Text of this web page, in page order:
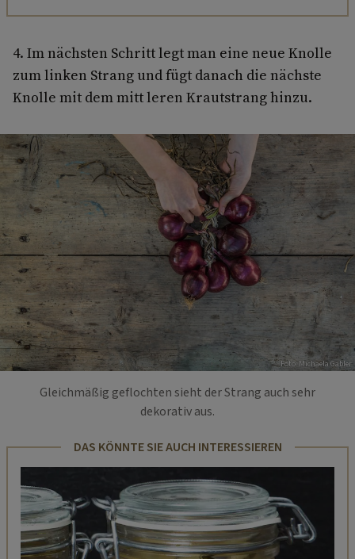
4. Im nächsten Schritt legt man eine neue Knolle
zum linken Strang und fügt danach die nächste
Knolle mit dem mitt­ leren Krautstrang hinzu.
Foto: Michaela Gabler
Gleichmäßig geflochten sieht der Strang auch sehr
dekorativ aus.
DAS KÖNNTE SIE AUCH INTERESSIEREN